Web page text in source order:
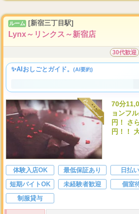
ルーム [新宿三丁目駅]
Lynx～リンクス～新宿店
30代歓迎
✨AIおしごとガイド。 (AI要約)
70分
ョンフ
円！ さ
円！！
体験入店OK 最低保証あり 日払
短期バイトOK
未経験者歓迎 個室
制服貸与